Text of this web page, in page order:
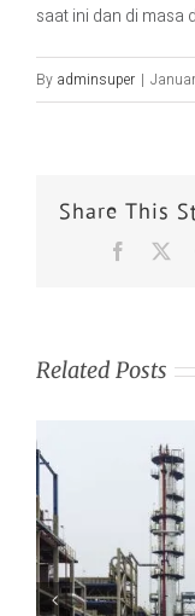
saat ini dan di masa
By adminsuper |
Share This
Related Posts